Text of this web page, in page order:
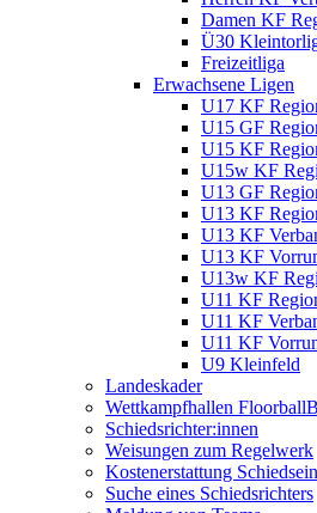
Damen KF
Ü30
Freizeitliga
Erwachsene Ligen
U17 KF
U15 GF
U15 KF
U15w KF
U13 GF
U13 KF
U13 KF
U13 KF
U13w KF
U11 KF
U11 KF
U11 KF
U9 Kleinfeld
Landeskader
Wettkampfhallen
Schiedsrichter:innen
Weisungen zum Regelwerk
Kostenerstattung
Suche eines Schiedsrichters